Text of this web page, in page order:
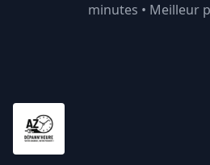
minutes • Meilleur